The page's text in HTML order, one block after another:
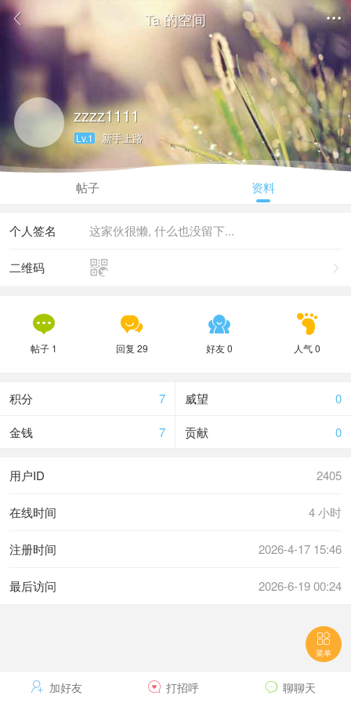
 Ta 的空间 
zzzz1111
Lv.1 新手上路
帖子 资料
这家伙很懒, 什么也没留下...
个人签名


二维码

帖子 1

回复 29

好友 0

人气 0
7
积分 0
威望
7
金钱 0
贡献
2405
用户ID
4 小时
在线时间
2026-4-17 15:46
注册时间
2026-6-19 00:24
最后访问
 加好友  打招呼  聊聊天

菜单